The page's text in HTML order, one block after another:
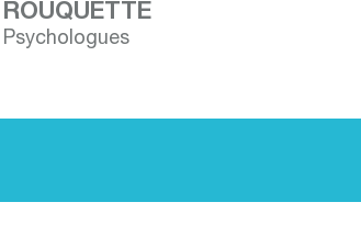
ROUQUETTE
Psychologues